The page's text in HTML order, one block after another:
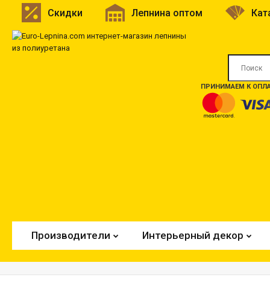
Скидки Лепнина оптом
ПРИНИМАЕМ К
Производители Интерьерный декор